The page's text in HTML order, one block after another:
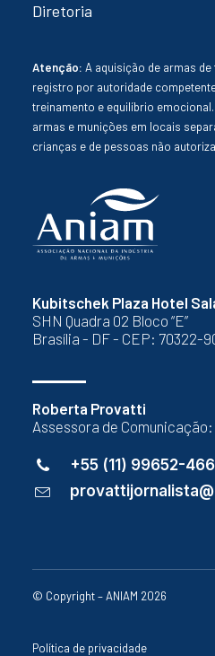
Kubitschek Plaza Hotel
SHN Quadra 02 Bloco “E”
Brasília - DF - CEP: 70322-
Roberta Provatti
Assessora de Comunicação:
+55 (11) 99652-
Diretoria
Atenção: A aquisição de armas
registro por autoridade
treinamento e equilíbrio
armas e munições em locais
crianças e de pessoas não
© Copyright – ANIAM 2026
Política de privacidade